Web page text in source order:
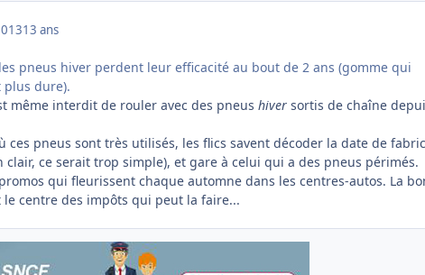
13 ans
pneus hiver perdent leur efficacité au bout de 2 ans (gomme qui
plus dure).
même interdit de rouler avec des pneus hiver sortis de chaîne
ces pneus sont très utilisés, les flics savent décoder la date de
clair, ce serait trop simple), et gare à celui qui a des pneus périmés.
qui fleurissent chaque automne dans les centres-autos. La
centre des impôts qui peut la faire...